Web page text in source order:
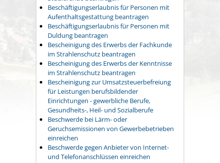
Beschäftigungserlaubnis für Personen mit
Aufenthaltsgestattung beantragen
Beschäftigungserlaubnis für Personen mit
Duldung beantragen
Bescheinigung des Erwerbs der Fachkunde
im Strahlenschutz beantragen
Bescheinigung des Erwerbs der Kenntnisse
im Strahlenschutz beantragen
Bescheinigung zur Umsatzsteuerbefreiung
für Leistungen berufsbildender
Einrichtungen - gewerbliche Berufe,
Gesundheits-, Heil- und Sozialberufe
Beschwerde bei Lärm- oder
Geruchsemissionen von Gewerbebetrieben
einreichen
Beschwerde gegen Anbieter von Internet-
und Telefonanschlüssen einreichen